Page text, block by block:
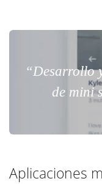
“Desarrollo
de mini
Aplicaciones